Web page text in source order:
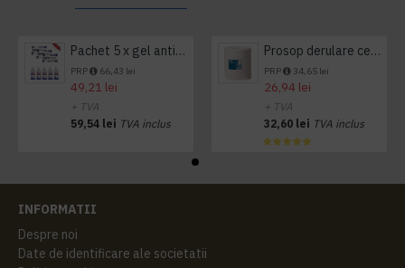
Pachet 5 x gel antibacterian 50ml si 3 x Servetele antibacteriene 48 buc Hygienium
PRP 66,43 lei
49,21 lei
+ TVA
59,54 lei TVA inclus
Prosop derulare centrala 1 pliu, 300 m Tork
PRP 34,65 lei
26,94 lei
+ TVA
32,60 lei TVA inclus
INFORMATII
Despre noi
Date de identificare ale societatii